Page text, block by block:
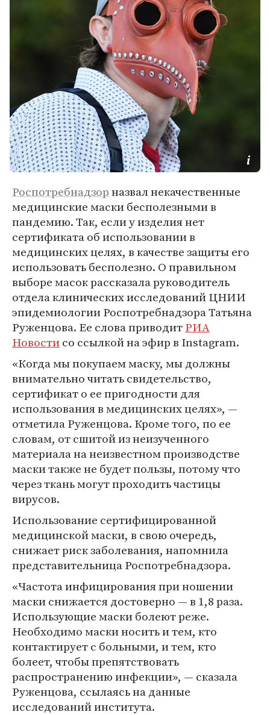
Роспотребнадзорназвал некачественные
медицинские маски бесполезными в
пандемию. Так, если у изделия нет
сертификата об использовании в
медицинских целях, в качестве защиты его
использовать бесполезно. О правильном
выборе масок рассказала руководитель
отдела клинических исследований ЦНИИ
эпидемиологии Роспотребнадзора Татьяна
Руженцова. Ее слова приводитРИА
Новостисо ссылкой на эфир в Instagram.
«Когда мы покупаем маску, мы должны
внимательно читать свидетельство,
сертификат о ее пригодности для
использования в медицинских целях», —
отметила Руженцова. Кроме того, по ее
словам, от сшитой из неизученного
материала на неизвестном производстве
маски также не будет пользы, потому что
через ткань могут проходить частицы
вирусов.
Использование сертифицированной
медицинской маски, в свою очередь,
снижает риск заболевания, напомнила
представительница Роспотребнадзора.
«Частота инфицирования при ношении
маски снижается достоверно — в 1,8 раза.
Использующие маски болеют реже.
Необходимо маски носить и тем, кто
контактирует с больными, и тем, кто
болеет, чтобы препятствовать
распространению инфекции», — сказала
Руженцова, ссылаясь на данные
исследований института.